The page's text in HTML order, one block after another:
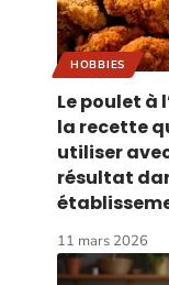
HOBBIES
Le poulet à
la recette
utiliser
résultat
11 mars 2026